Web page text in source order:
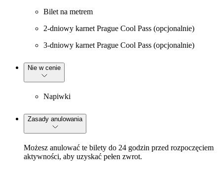
Bilet na metrem
2-dniowy karnet Prague Cool Pass (opcjonalnie)
3-dniowy karnet Prague Cool Pass (opcjonalnie)
Nie w cenie
Napiwki
Zasady anulowania
Możesz anulować te bilety do 24 godzin przed rozpoczęciem
aktywności, aby uzyskać pełen zwrot.